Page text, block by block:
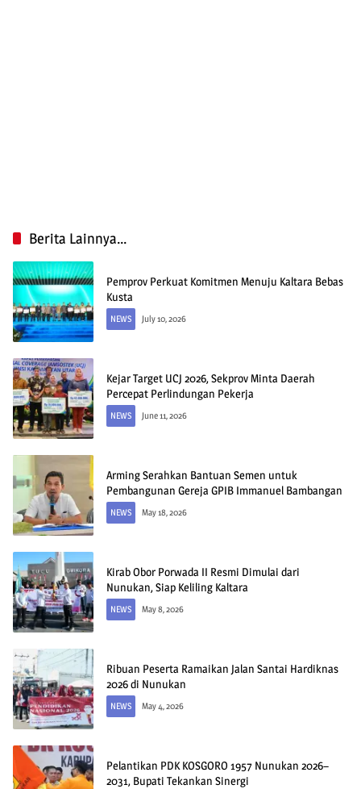
Berita Lainnya...
Pemprov Perkuat Komitmen Menuju Kaltara Bebas
Kusta
NEWS July 10, 2026
Kejar Target UCJ 2026, Sekprov Minta Daerah
Percepat Perlindungan Pekerja
NEWS June 11, 2026
Arming Serahkan Bantuan Semen untuk
Pembangunan Gereja GPIB Immanuel Bambangan
NEWS May 18, 2026
Kirab Obor Porwada II Resmi Dimulai dari
Nunukan, Siap Keliling Kaltara
NEWS May 8, 2026
Ribuan Peserta Ramaikan Jalan Santai Hardiknas
2026 di Nunukan
NEWS May 4, 2026
Pelantikan PDK KOSGORO 1957 Nunukan 2026–
2031, Bupati Tekankan Sinergi